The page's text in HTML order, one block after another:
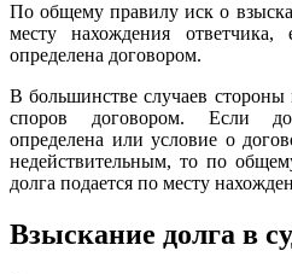
По общему правилу иск о
месту нахождения
определена договором.
В большинстве случаев стороны
споров договором. Если
определена или условие о
недействительным, то по
долга подается по месту
Взыскание долга в